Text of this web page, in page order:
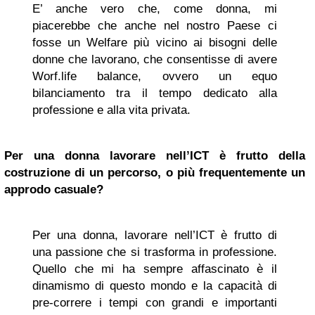
E’ anche vero che, come donna, mi
piacerebbe che anche nel nostro Paese ci
fosse un Welfare più vicino ai bisogni delle
donne che lavorano, che consentisse di avere
Worf.life balance, ovvero un equo
bilanciamento tra il tempo dedicato alla
professione e alla vita privata.
Per una donna lavorare nell’ICT è frutto della
costruzione di un percorso, o più frequentemente un
approdo casuale?
Per una donna, lavorare nell’ICT è frutto di
una passione che si trasforma in professione.
Quello che mi ha sempre affascinato è il
dinamismo di questo mondo e la capacità di
pre-correre i tempi con grandi e importanti